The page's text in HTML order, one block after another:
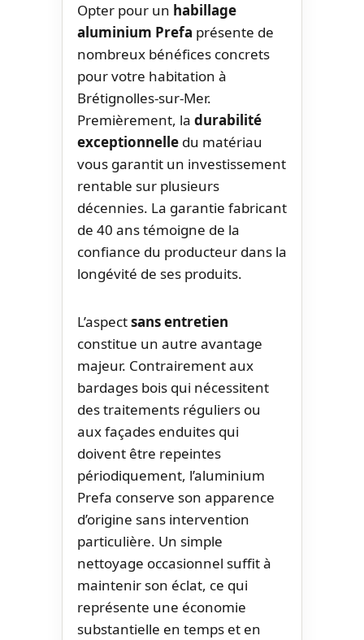
Opter pour un habillage
aluminium Prefa présente de
nombreux bénéfices concrets
pour votre habitation à
Brétignolles-sur-Mer.
Premièrement, la durabilité
exceptionnelle du matériau
vous garantit un investissement
rentable sur plusieurs
décennies. La garantie fabricant
de 40 ans témoigne de la
confiance du producteur dans la
longévité de ses produits.
L’aspectsans entretien
constitue un autre avantage
majeur. Contrairement aux
bardages bois qui nécessitent
des traitements réguliers ou
aux façades enduites qui
doivent être repeintes
périodiquement, l’aluminium
Prefa conserve son apparence
d’origine sans intervention
particulière. Un simple
nettoyage occasionnel suffit à
maintenir son éclat, ce qui
représente une économie
substantielle en temps et en